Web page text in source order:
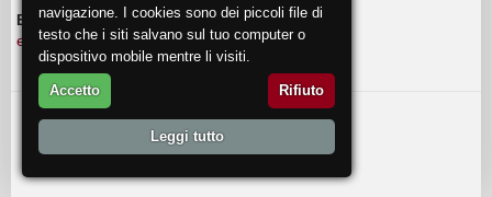
EVENTI
eventi@doctorwine.it
© 2018 DoctorWine .
navigazione. I cookies sono dei piccoli file di
testo che i siti salvano sul tuo computer o
dispositivo mobile mentre li visiti.
Accetto Rifiuto
Leggi tutto